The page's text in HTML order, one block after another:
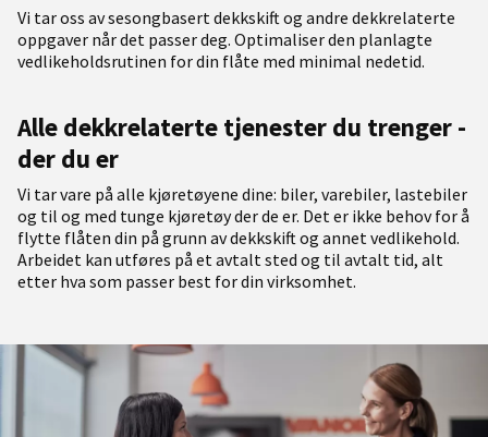
Vi tar oss av sesongbasert dekkskift og andre dekkrelaterte
oppgaver når det passer deg. Optimaliser den planlagte
vedlikeholdsrutinen for din flåte med minimal nedetid.
Alle dekkrelaterte tjenester du trenger -
der du er
Vi tar vare på alle kjøretøyene dine: biler, varebiler, lastebiler
og til og med tunge kjøretøy der de er. Det er ikke behov for å
flytte flåten din på grunn av dekkskift og annet vedlikehold.
Arbeidet kan utføres på et avtalt sted og til avtalt tid, alt
etter hva som passer best for din virksomhet.